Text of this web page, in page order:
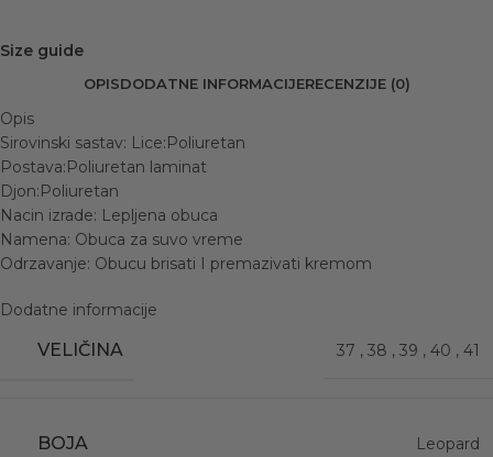
Size guide
OPISDODATNE INFORMACIJERECENZIJE (0)
Opis
Sirovinski sastav: Lice:Poliuretan
Postava:Poliuretan laminat
Djon:Poliuretan
Nacin izrade: Lepljena obuca
Namena: Obuca za suvo vreme
Odrzavanje: Obucu brisati I premazivati kremom
Dodatne informacije
VELIČINA 37 , 38 , 39 , 40 , 41
BOJA Leopard